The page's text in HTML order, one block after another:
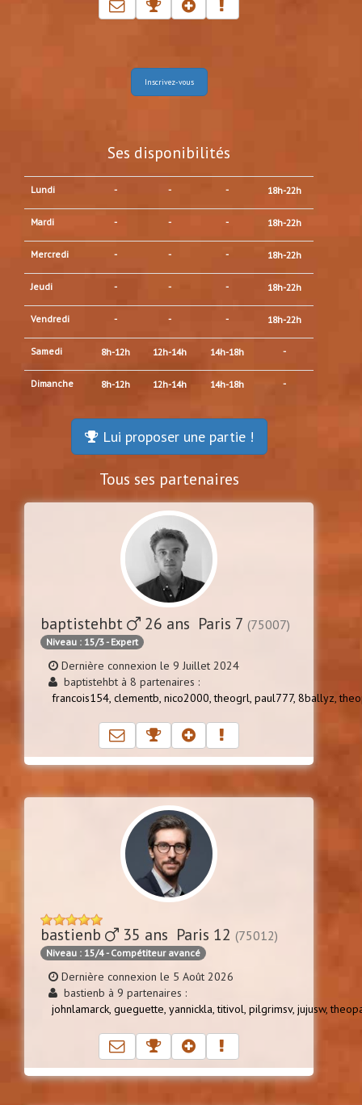
Inscrivez-vous
Ses disponibilités
Lundi - - - 18h-22h
Mardi - - - 18h-22h
Mercredi - - - 18h-22h
Jeudi - - - 18h-22h
Vendredi - - - 18h-22h
Samedi 8h-12h 12h-14h 14h-18h -
Dimanche 8h-12h 12h-14h 14h-18h -
Lui proposer une partie !
Tous ses partenaires
baptistehbt 26 ans Paris 7 (75007)
Niveau : 15/3 - Expert
Dernière connexion le 9 Juillet 2024
baptistehbt à 8 partenaires :
francois154, clementb, nico2000,theogrl, paul777, 8ballyz,
bastienb 35 ans Paris 12 (75012)
Niveau : 15/4 - Compétiteur avancé
Dernière connexion le 5 Août 2026
bastienb à 9 partenaires :
johnlamarck, gueguette, yannickla,titivol, pilgrimsv, jujusw,